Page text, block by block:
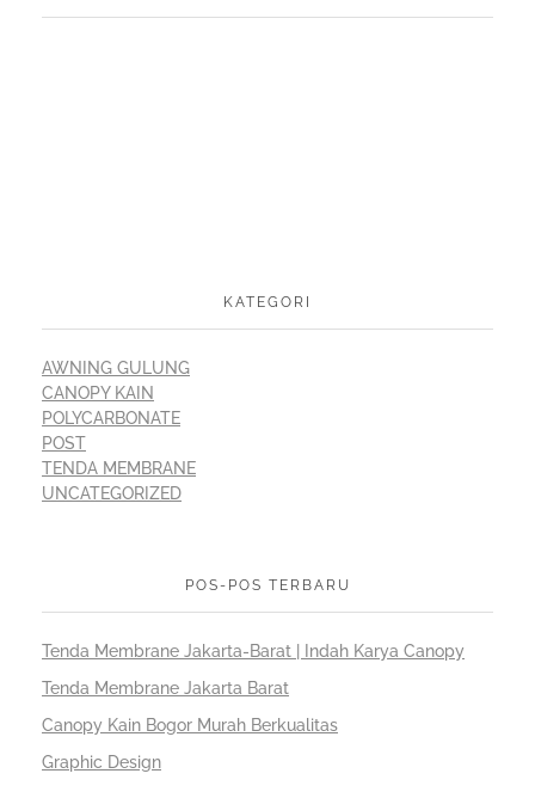
KATEGORI
AWNING GULUNG
CANOPY KAIN
POLYCARBONATE
POST
TENDA MEMBRANE
UNCATEGORIZED
POS-POS TERBARU
Tenda Membrane Jakarta-Barat | Indah Karya Canopy
Tenda Membrane Jakarta Barat
Canopy Kain Bogor Murah Berkualitas
Graphic Design